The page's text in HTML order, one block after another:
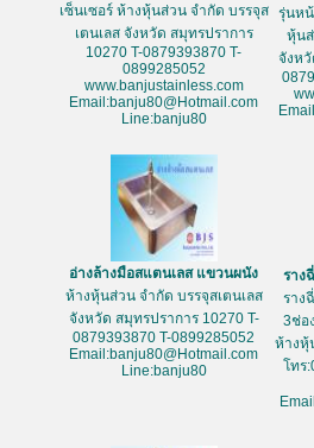
เซ็นเซอร์ ห้างหุ้นส่วน จำกัด บรรจุส
เตนเลส จังหวัด สมุทรปราการ
10270 T-0879393870 T-
0899285052
www.banjustainless.com
Email:banju80@Hotmail.com
Line:banju80
รุ่นห
หุ้น
จังห
อ่างล้างมือสแตนเลส แขวนผนัง
ห้างหุ้นส่วน จำกัด บรรจุสเตนเลส
จังหวัด สมุทรปราการ 10270 T-
0879393870 T-0899285052
Email:banju80@Hotmail.com
Line:banju80
ราง
ราง
3ช่อ
ห้างหุ้
โทร